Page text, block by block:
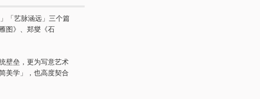
「艺脉涵远」三个篇
图》、郑燮《石
壁垒，更为写意艺术
美学」，也高度契合